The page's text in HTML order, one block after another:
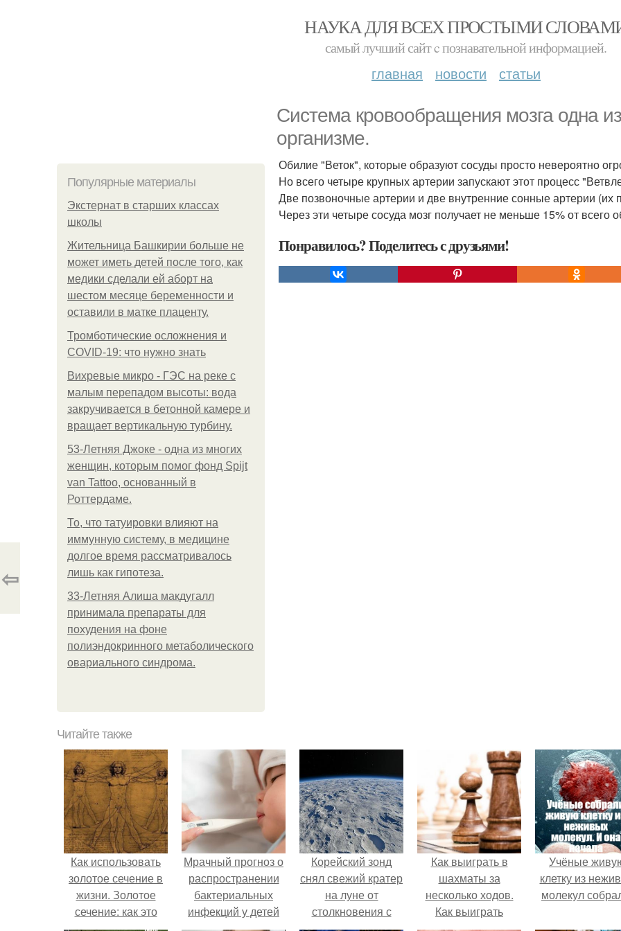
НАУКА ДЛЯ ВСЕХ ПРОСТЫМИ
самый лучший сайт c познавательной информацией.
главная новости статьи
Система кровообращения мозга одна
организме.
Популярные материалы
Экстернат в старших классах
школы
Жительница Башкирии больше не
может иметь детей после того, как
медики сделали ей аборт на
шестом месяце беременности и
оставили в матке плаценту.
Тромботические осложнения и
COVID-19: что нужно знать
Вихревые микро - ГЭС на реке с
малым перепадом высоты: вода
закручивается в бетонной камере и
вращает вертикальную турбину.
53-Летняя Джоке - одна из многих
женщин, которым помог фонд Spijt
van Tattoo, основанный в
Роттердаме.
То, что татуировки влияют на
иммунную систему, в медицине
долгое время рассматривалось
лишь как гипотеза.
33-Летняя Алиша макдугалл
принимала препараты для
похудения на фоне
полиэндокринного метаболического
овариального синдрома.
Обилие "Веток", которые образуют сосуды просто невероятно
Но всего четыре крупных артерии запускают этот процесс
Две позвоночные артерии и две внутренние сонные артерии
Через эти четыре сосуда мозг получает не меньше 15% от всего
Понравилось? Поделитесь с друзьями!
⇦
Читайте также
Как использовать
золотое сечение в
жизни. Золотое
сечение: как это
Мрачный прогноз о
распространении
бактериальных
инфекций у детей
Корейский зонд
снял свежий кратер
на луне от
столкновения с
Как выиграть в
шахматы за
несколько ходов.
Как выиграть
Учёные
клетку из
молекул